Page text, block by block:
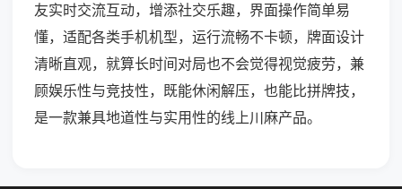
友实时交流互动，增添社交乐趣，界面操作简单易
懂，适配各类手机机型，运行流畅不卡顿，牌面设计
清晰直观，就算长时间对局也不会觉得视觉疲劳，兼
顾娱乐性与竞技性，既能休闲解压，也能比拼牌技，
是一款兼具地道性与实用性的线上川麻产品。